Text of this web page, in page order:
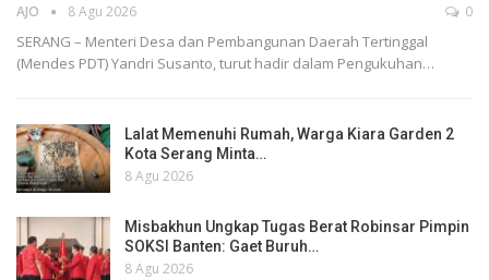
AJO 8 Agu 2026 0
SERANG – Menteri Desa dan Pembangunan Daerah Tertinggal
(Mendes PDT) Yandri Susanto, turut hadir dalam Pengukuhan…
Lalat Memenuhi Rumah, Warga Kiara Garden 2
Kota Serang Minta…
8 Agu 2026
Misbakhun Ungkap Tugas Berat Robinsar Pimpin
SOKSI Banten: Gaet Buruh…
8 Agu 2026